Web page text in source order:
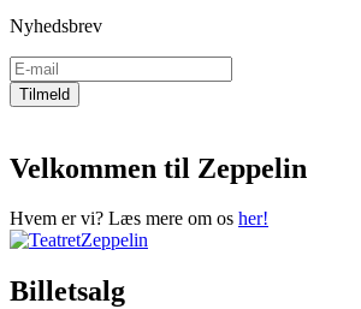
Nyhedsbrev
Velkommen til Zeppelin
Hvem er vi? Læs mere om os her!
Billetsalg